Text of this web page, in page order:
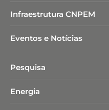
Infraestrutura CNPEM
Eventos e Notícias
Pesquisa
Energia